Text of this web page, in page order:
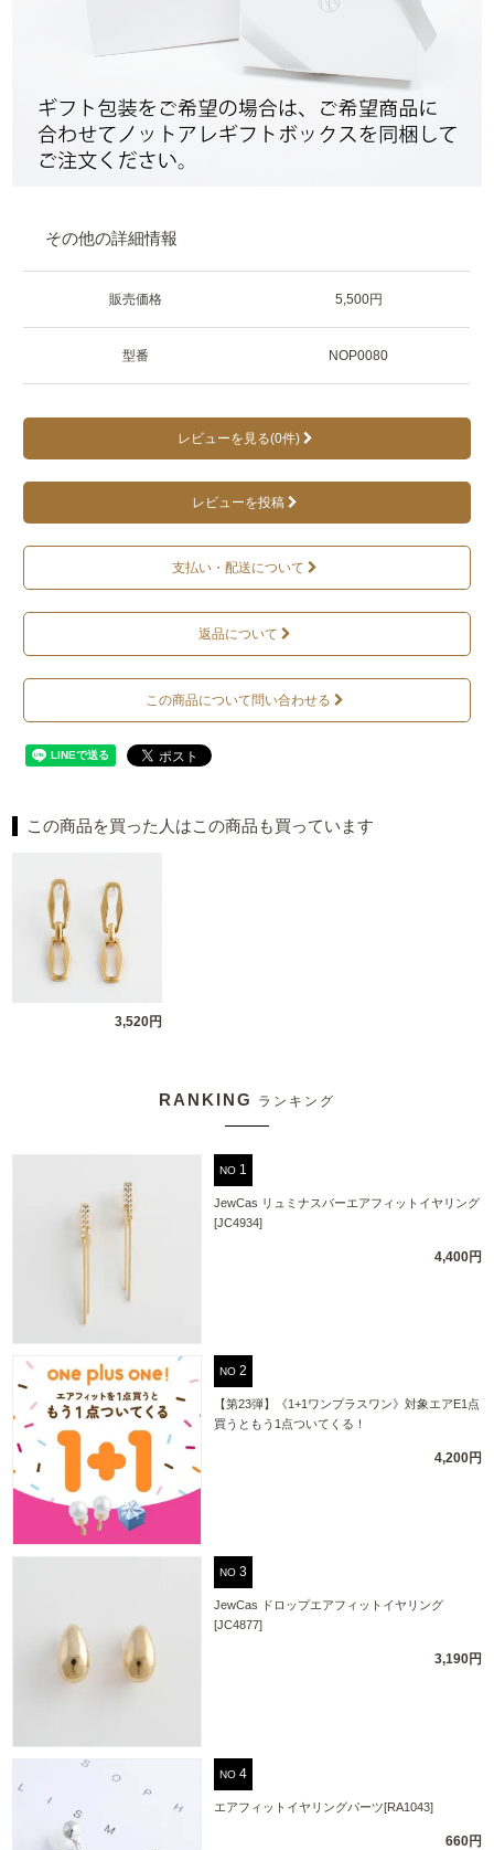
その他の詳細情報
販売価格 5,500円
型番 NOP0080
レビューを見る(0件)
レビューを投稿
支払い・配送について
返品について
この商品について問い合わせる
この商品を買った人はこの商品も買っています
3,520円
RANKING ランキング
NO
JewCas リュミナスバーエアフィットイヤリング
[JC4934]
4,400円
NO
【第23弾】《1+1ワンプラスワン》対象エアE1点
買うともう1点ついてくる！
4,200円
NO
JewCas ドロップエアフィットイヤリング
[JC4877]
3,190円
NO
エアフィットイヤリングパーツ[RA1043]
660円